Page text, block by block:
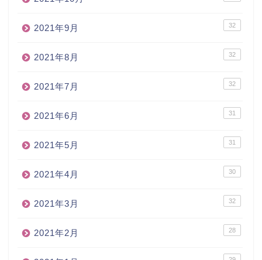
2021年9月 32
2021年8月 32
2021年7月 32
2021年6月 31
2021年5月 31
2021年4月 30
2021年3月 32
2021年2月 28